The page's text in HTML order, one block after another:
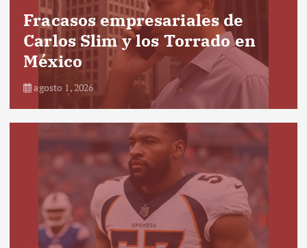
Fracasos empresariales de
Carlos Slim y los Torrado en
México
agosto 1, 2026